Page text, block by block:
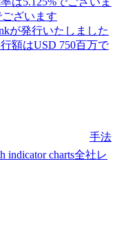
ざいます
が発行いたしました
額はUSD 750百万で
手法
indicator charts全社レ